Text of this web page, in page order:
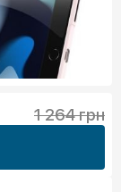
1 264 грн